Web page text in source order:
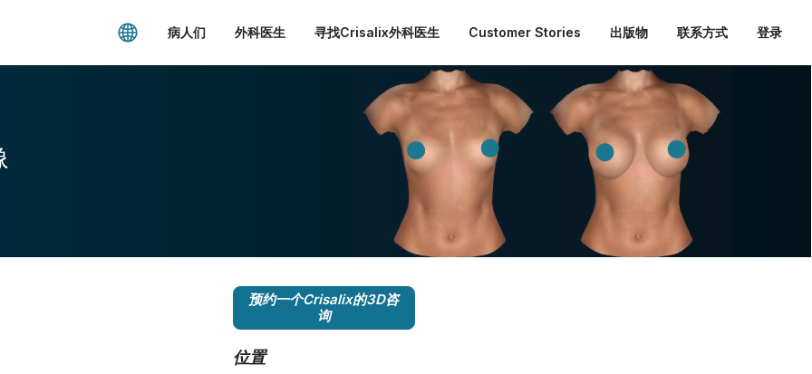
病人们 外科医生 寻找Crisalix外科医生 Customer Stories 出版物 联系方式 登录
预约一个Crisalix的3D咨
询
位置